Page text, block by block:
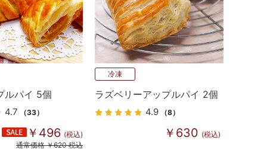
ルパイ 5個
4.7 （33）
￥496 (税込)
通常価格 ￥620 税込
冷凍
ラズベリーアップルパイ 2個
4.9 （8）
￥630 (税込)